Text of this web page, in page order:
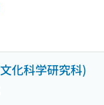
化科学研究科)